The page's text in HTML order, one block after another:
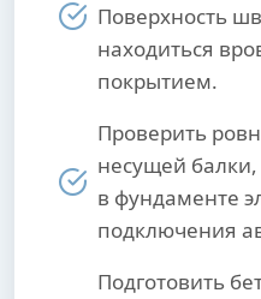
Поверхность
находиться
покрытием.
Проверить
несущей
в фундаменте
подключения
Подготовить